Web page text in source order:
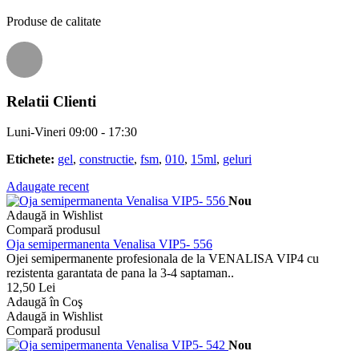
Produse de calitate
Relatii Clienti
Luni-Vineri 09:00 - 17:30
Etichete: gel, constructie, fsm, 010, 15ml, geluri
Adaugate recent
Nou
Adaugă in Wishlist
Compară produsul
Oja semipermanenta Venalisa VIP5- 556
Ojei semipermanente profesionala de la VENALISA VIP4 cu
rezistenta garantata de pana la 3-4 saptaman..
12,50 Lei
Adaugă în Coş
Adaugă in Wishlist
Compară produsul
Nou